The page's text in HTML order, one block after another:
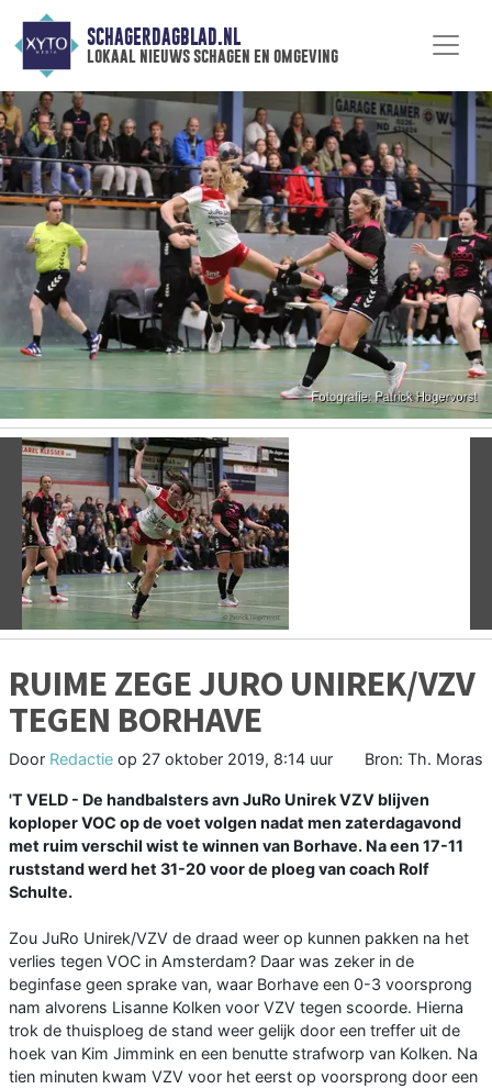
SCHAGERDAGBLAD.NL
lokaal nieuws schagen en omgeving
Vorige
RUIME ZEGE JURO UNIREK/VZV
TEGEN BORHAVE
Door Redactie op 27 oktober 2019, 8:14 uur Bron: Th. Moras
'T VELD - De handbalsters avn JuRo Unirek VZV blijven
koploper VOC op de voet volgen nadat men zaterdagavond
met ruim verschil wist te winnen van Borhave. Na een 17-11
ruststand werd het 31-20 voor de ploeg van coach Rolf
Schulte.
Zou JuRo Unirek/VZV de draad weer op kunnen pakken na het
verlies tegen VOC in Amsterdam? Daar was zeker in de
beginfase geen sprake van, waar Borhave een 0-3 voorsprong
nam alvorens Lisanne Kolken voor VZV tegen scoorde. Hierna
trok de thuisploeg de stand weer gelijk door een treffer uit de
hoek van Kim Jimmink en een benutte strafworp van Kolken. Na
tien minuten kwam VZV voor het eerst op voorsprong door een